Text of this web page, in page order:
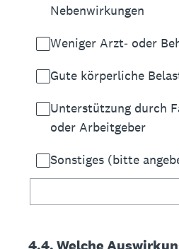
Nebenwirkungen
Weniger Arzt‑ oder
Gute körperliche
Unterstützung durch
oder Arbeitgeber
Sonstiges (bitte